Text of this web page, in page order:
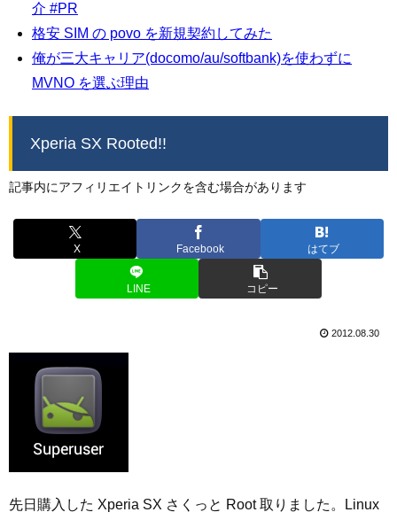
介 #PR
格安 SIM の povo を新規契約してみた
俺が三大キャリア(docomo/au/softbank)を使わずに
MVNO を選ぶ理由
Xperia SX Rooted!!
記事内にアフィリエイトリンクを含む場合があります
X Facebook はてブ
LINE コピー
2012.08.30
先日購入した Xperia SX さくっと Root 取りました。Linux